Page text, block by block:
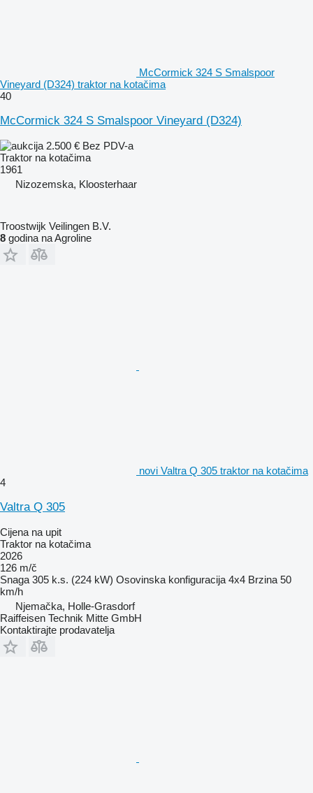
McCormick 324 S Smalspoor
Vineyard (D324) traktor na kotačima
40
McCormick 324 S Smalspoor Vineyard (D324)
2.500 € Bez PDV-a
Traktor na kotačima
1961
Nizozemska, Kloosterhaar
Troostwijk Veilingen B.V.
8 godina na Agroline
novi Valtra Q 305 traktor na kotačima
4
Valtra Q 305
Cijena na upit
Traktor na kotačima
2026
126 m/č
Snaga 305 k.s. (224 kW) Osovinska konfiguracija 4x4 Brzina 50
km/h
Njemačka, Holle-Grasdorf
Raiffeisen Technik Mitte GmbH
Kontaktirajte prodavatelja